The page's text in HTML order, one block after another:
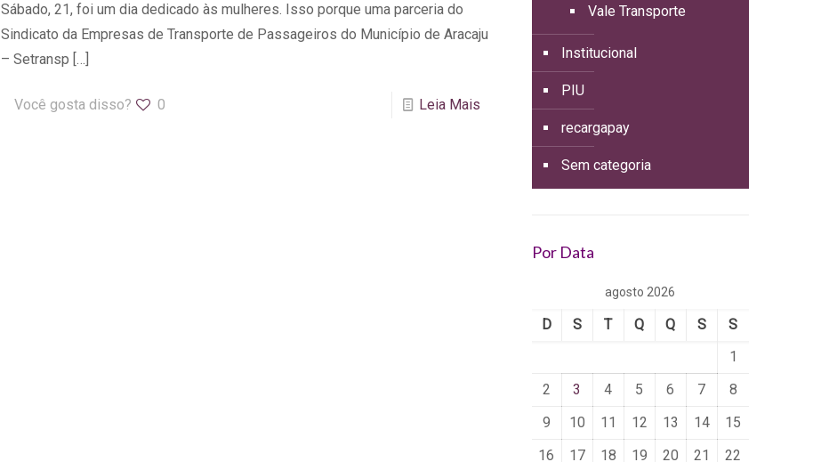
Sábado, 21, foi um dia dedicado às mulheres. Isso porque uma parceria do
Sindicato da Empresas de Transporte de Passageiros do Município de Aracaju
– Setransp […]
Você gosta disso? 0 Leia Mais
Vale Transporte
Institucional
PIU
recargapay
Sem categoria
Por Data
agosto 2026
D S T Q Q S
S
1
2
3 4 5 6 7
8
9
10 11 12 13 14
15
16
17 18 19 20 21
22